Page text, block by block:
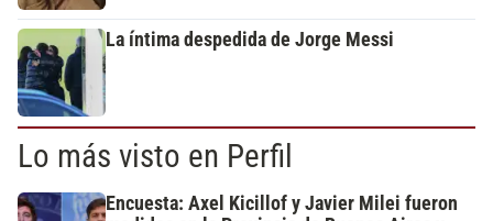
La íntima despedida de Jorge Messi
Lo más visto en Perfil
Encuesta: Axel Kicillof y Javier Milei fueron